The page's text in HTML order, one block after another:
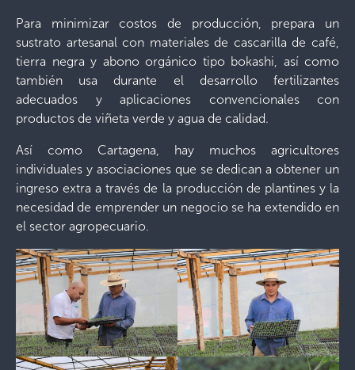
Para minimizar costos de producción, prepara un
sustrato artesanal con materiales de cascarilla de café,
tierra negra y abono orgánico tipo bokashi, así como
también usa durante el desarrollo fertilizantes
adecuados y aplicaciones convencionales con
productos de viñeta verde y agua de calidad.
Así como Cartagena, hay muchos agricultores
individuales y asociaciones que se dedican a obtener un
ingreso extra a través de la producción de plantines y la
necesidad de emprender un negocio se ha extendido en
el sector agropecuario.